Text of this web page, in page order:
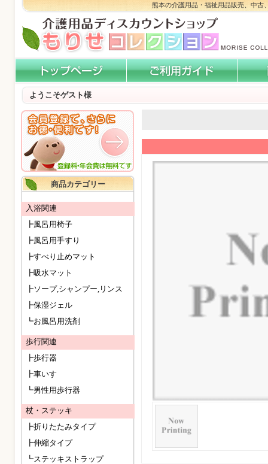
熊本の介護用品・福祉用品販売、中古
ようこそゲスト様
商品カテゴリー
入浴関連
┣風呂用椅子
┣風呂用手すり
┣すべり止めマット
┣吸水マット
┣ソープ,シャンプー,リンス
┣保湿ジェル
┗お風呂用洗剤
歩行関連
┣歩行器
┣車いす
┗男性用歩行器
杖・ステッキ
┣折りたたみタイプ
┣伸縮タイプ
┗ステッキストラップ